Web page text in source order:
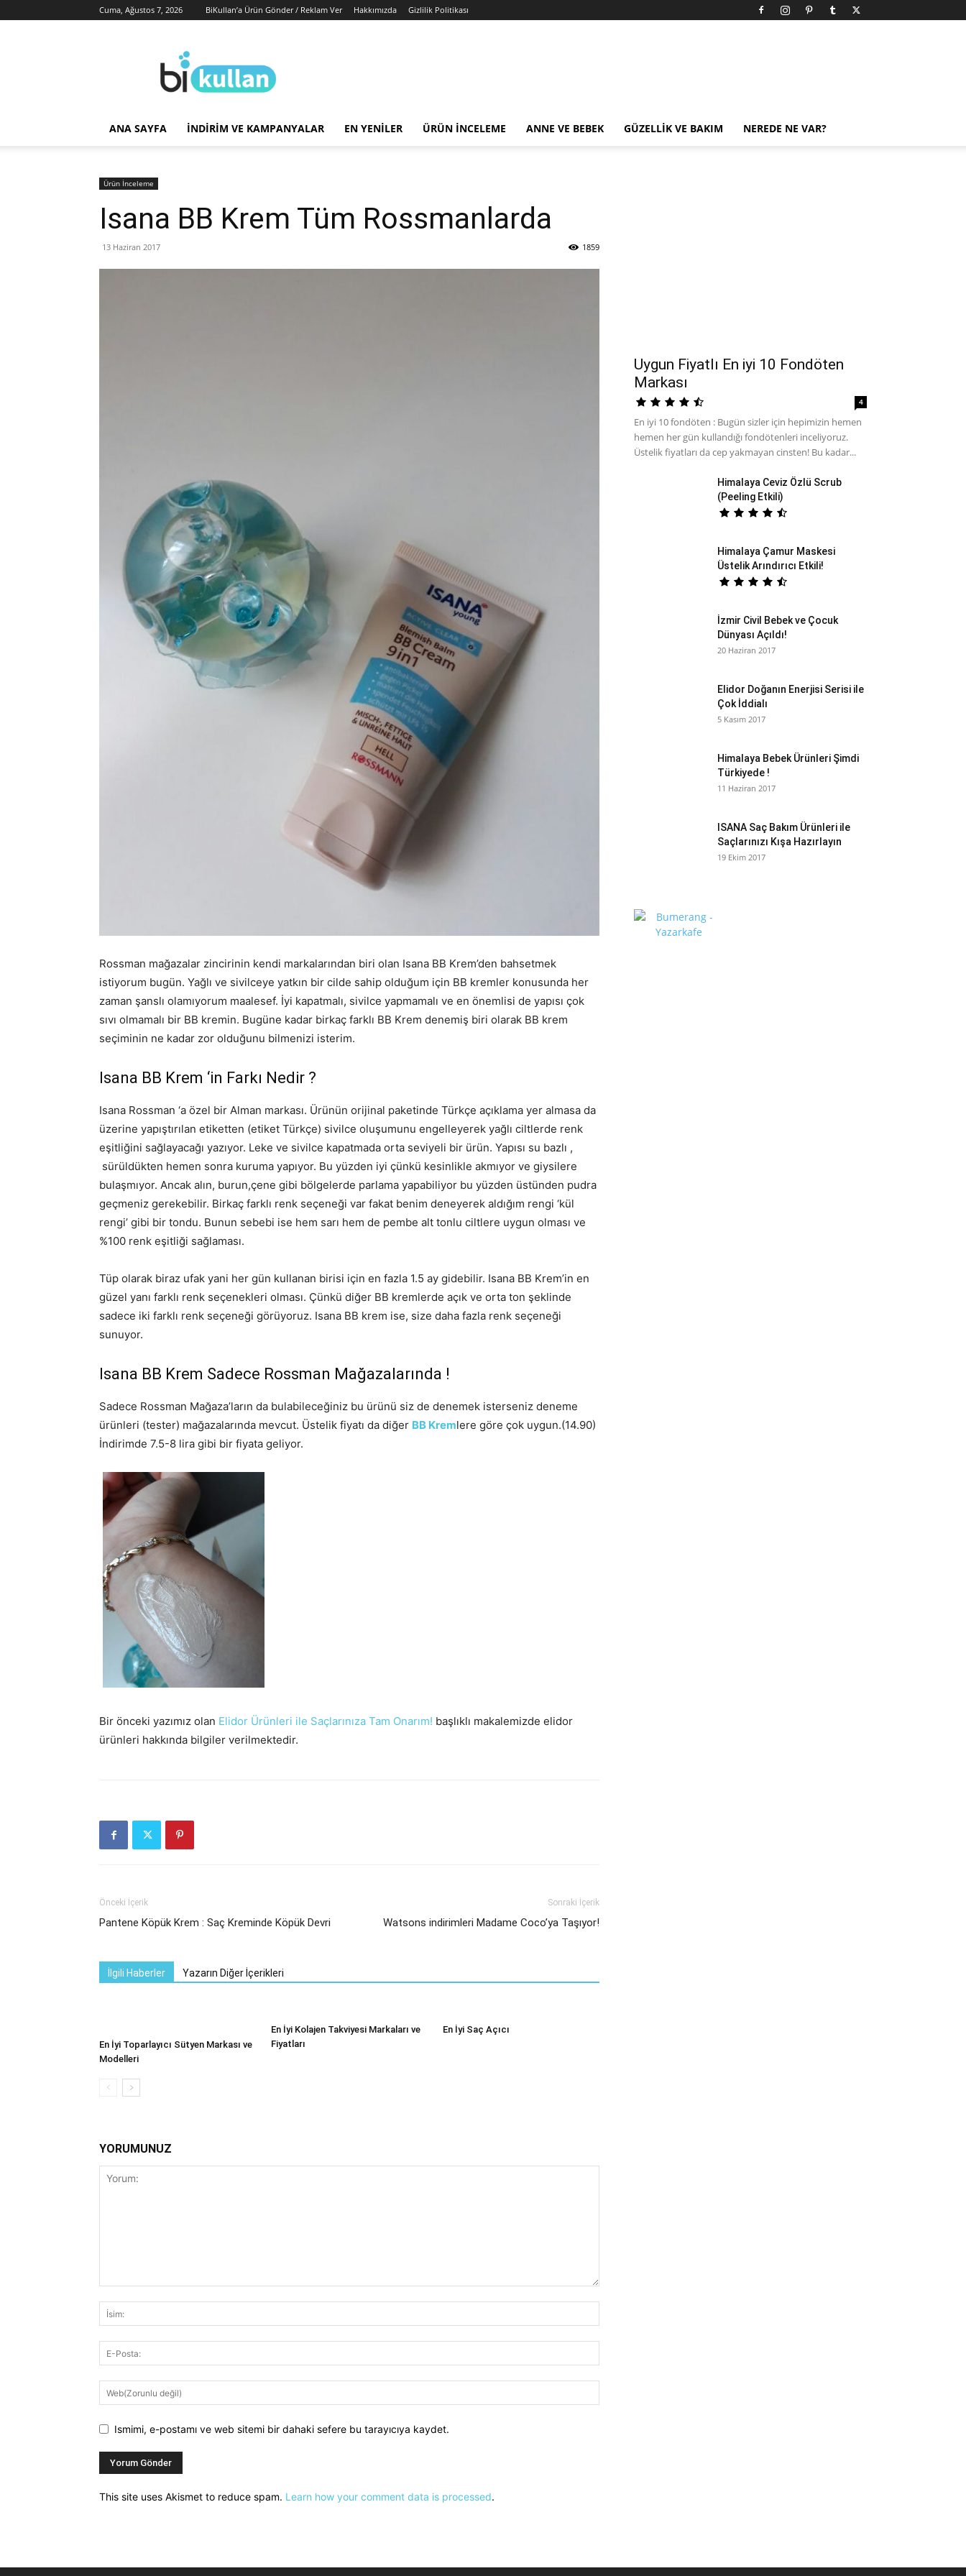
Cuma, Ağustos 7, 2026 BiKullan’a Ürün Gönder / Reklam Ver Hakkımızda Gizlilik Politikası
ANA SAYFA İNDIRIM VE KAMPANYALAR EN YENILER ÜRÜN İNCELEME ANNE VE BEBEK GÜZELLIK VE BAKIM NEREDE NE VAR?
Ürün İnceleme
Isana BB Krem Tüm Rossmanlarda
13 Haziran 2017 1859
Rossman mağazalar zincirinin kendi markalarından biri olan Isana BB Krem’den bahsetmek
istiyorum bugün. Yağlı ve sivilceye yatkın bir cilde sahip olduğum için BB kremler konusunda her
zaman şanslı olamıyorum maalesef. İyi kapatmalı, sivilce yapmamalı ve en önemlisi de yapısı çok
sıvı olmamalı bir BB kremin. Bugüne kadar birkaç farklı BB Krem denemiş biri olarak BB krem
seçiminin ne kadar zor olduğunu bilmenizi isterim.
Isana BB Krem ‘in Farkı Nedir ?
Isana Rossman ‘a özel bir Alman markası. Ürünün orijinal paketinde Türkçe açıklama yer almasa da
üzerine yapıştırılan etiketten (etiket Türkçe) sivilce oluşumunu engelleyerek yağlı ciltlerde renk
eşitliğini sağlayacağı yazıyor. Leke ve sivilce kapatmada orta seviyeli bir ürün. Yapısı su bazlı ,
sürüldükten hemen sonra kuruma yapıyor. Bu yüzden iyi çünkü kesinlikle akmıyor ve giysilere
bulaşmıyor. Ancak alın, burun,çene gibi bölgelerde parlama yapabiliyor bu yüzden üstünden pudra
geçmeniz gerekebilir. Birkaç farklı renk seçeneği var fakat benim deneyerek aldığım rengi ‘kül
rengi’ gibi bir tondu. Bunun sebebi ise hem sarı hem de pembe alt tonlu ciltlere uygun olması ve
%100 renk eşitliği sağlaması.
Tüp olarak biraz ufak yani her gün kullanan birisi için en fazla 1.5 ay gidebilir. Isana BB Krem’in en
güzel yanı farklı renk seçenekleri olması. Çünkü diğer BB kremlerde açık ve orta ton şeklinde
sadece iki farklı renk seçeneği görüyoruz. Isana BB krem ise, size daha fazla renk seçeneği
sunuyor.
Isana BB Krem Sadece Rossman Mağazalarında !
Sadece Rossman Mağaza’ların da bulabileceğiniz bu ürünü siz de denemek isterseniz deneme
ürünleri (tester) mağazalarında mevcut. Üstelik fiyatı da diğer BB Kremlere göre çok uygun.(14.90)
İndirimde 7.5-8 lira gibi bir fiyata geliyor.
Bir önceki yazımız olan Elidor Ürünleri ile Saçlarınıza Tam Onarım! başlıklı makalemizde elidor
ürünleri hakkında bilgiler verilmektedir.
Önceki İçerik
Pantene Köpük Krem : Saç Kreminde Köpük Devri
Sonraki İçerik
Watsons indirimleri Madame Coco’ya Taşıyor!
İlgili Haberler Yazarın Diğer İçerikleri
En İyi Toparlayıcı Sütyen Markası ve
Modelleri
En İyi Kolajen Takviyesi Markaları ve
Fiyatları
En İyi Saç Açıcı
YORUMUNUZ
Ismimi, e-postamı ve web sitemi bir dahaki sefere bu tarayıcıya kaydet.
This site uses Akismet to reduce spam. Learn how your comment data is processed.
Uygun Fiyatlı En iyi 10 Fondöten
Markası
4
En iyi 10 fondöten : Bugün sizler için hepimizin hemen
hemen her gün kullandığı fondötenleri inceliyoruz.
Üstelik fiyatları da cep yakmayan cinsten! Bu kadar...
Himalaya Ceviz Özlü Scrub
(Peeling Etkili)
Himalaya Çamur Maskesi
Üstelik Arındırıcı Etkili!
İzmir Civil Bebek ve Çocuk
Dünyası Açıldı!
20 Haziran 2017
Elidor Doğanın Enerjisi Serisi ile
Çok İddialı
5 Kasım 2017
Himalaya Bebek Ürünleri Şimdi
Türkiyede !
11 Haziran 2017
ISANA Saç Bakım Ürünleri ile
Saçlarınızı Kışa Hazırlayın
19 Ekim 2017